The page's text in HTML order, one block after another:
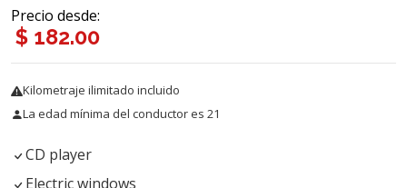
Precio desde:
$ 182.00
Kilometraje ilimitado incluido
La edad mínima del conductor es 21
CD player
Electric windows